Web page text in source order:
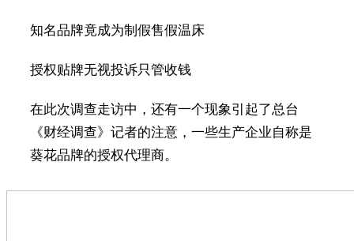
知名品牌竟成为制假售假温床
授权贴牌无视投诉只管收钱
在此次调查走访中，还有一个现象引起了总台
《财经调查》记者的注意，一些生产企业自称是
葵花品牌的授权代理商。